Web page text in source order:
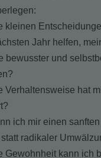
kleinen
Jahr helfen,
bewusster und
Verhaltensweise hat
ich mir einen
radikaler
Gewohnheit kann ich